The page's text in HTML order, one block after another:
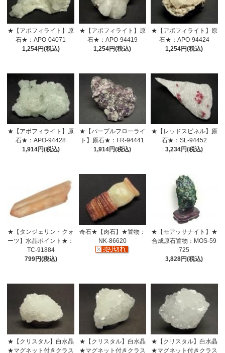
★【アポフィライト】原
石★：APO-04071
1,254円(税込)
★【アポフィライト】原
石★：APO-94419
1,254円(税込)
★【アポフィライト】原
石★：APO-94424
1,254円(税込)
★【アポフィライト】原
石★：APO-94428
1,914円(税込)
★【パープルフローライ
ト】原石★：FR-94441
1,914円(税込)
★【レッドスピネル】原
石★：SL-94452
3,234円(税込)
★【タンジェリン・クォ
ーツ】水晶ポイント★：
TC-91884
799円(税込)
奇石★【肉石】★置物：
NK-86620
★【モアッサナイト】★
合成原石置物：MOS-59
725
3,828円(税込)
★【クリスタル】白水晶
★マグネット付きクラス
★【クリスタル】白水晶
★マグネット付きクラス
★【クリスタル】白水晶
★マグネット付きクラス